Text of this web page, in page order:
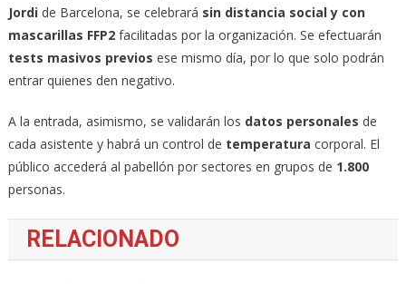
Jordide Barcelona, se celebrará sin distancia social y con
mascarillas FFP2facilitadas por la organización. Se efectuarán
tests masivos previos ese mismo día, por lo que solo podrán
entrar quienes den negativo.
A la entrada, asimismo, se validarán los datos personales de
cada asistente y habrá un control de temperatura corporal. El
público accederá al pabellón por sectores en grupos de 1.800
personas.
RELACIONADO